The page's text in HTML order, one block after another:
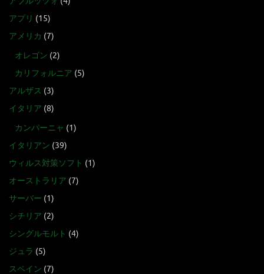
アプリ (15)
アメリカ (7)
オレゴン (2)
カリフォルニア (5)
アルザス (3)
イタリア (8)
カンパーニャ (1)
イタリアン (39)
ウィルス対策ソフト (1)
オーストラリア (7)
サーバー (1)
シチリア (2)
シングルモルト (4)
ジュラ (5)
スペイン (7)